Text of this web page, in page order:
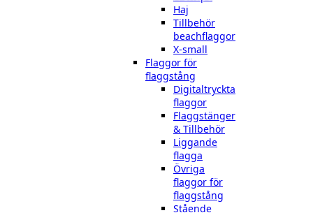
Haj
Tillbehör
beachflaggor
X-small
Flaggor för
flaggstång
Digitaltryckta
flaggor
Flaggstänger
& Tillbehör
Liggande
flagga
Övriga
flaggor för
flaggstång
Stående